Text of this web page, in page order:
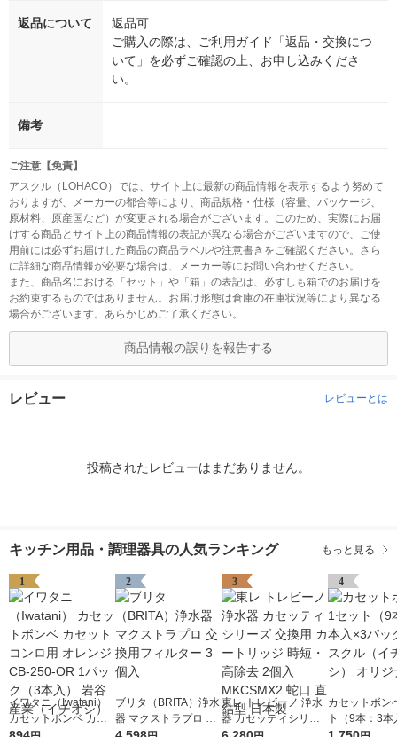
返品について
返品可
ご購入の際は、ご利用ガイド「返品・交換につ
いて」を必ずご確認の上、お申し込みくださ
い。
備考
ご注意【免責】
アスクル（LOHACO）では、サイト上に最新の商品情報を表示するよう努めて
おりますが、メーカーの都合等により、商品規格・仕様（容量、パッケージ、
原材料、原産国など）が変更される場合がございます。このため、実際にお届
けする商品とサイト上の商品情報の表記が異なる場合がございますので、ご使
用前には必ずお届けした商品の商品ラベルや注意書きをご確認ください。さら
に詳細な商品情報が必要な場合は、メーカー等にお問い合わせください。
また、商品名における「セット」や「箱」の表記は、必ずしも箱でのお届けを
お約束するものではありません。お届け形態は倉庫の在庫状況等により異なる
場合がございます。あらかじめご了承ください。
商品情報の誤りを報告する
レビュー レビューとは
投稿されたレビューはまだありません。
キッチン用品・調理器具の人気ランキング もっと見る
1
イワタニ（Iwatani）
カセットボンベ カセ
2
ブリタ（BRITA）浄水
器 マクストラプロ 交
3
東レ トレビーノ 浄水
器 カセッティシリー
4
カセットボン
ト（9本：3